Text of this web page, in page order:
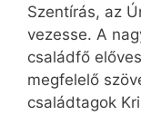
Szentírás, az
vezesse. A
családfő
megfelelő
családtagok